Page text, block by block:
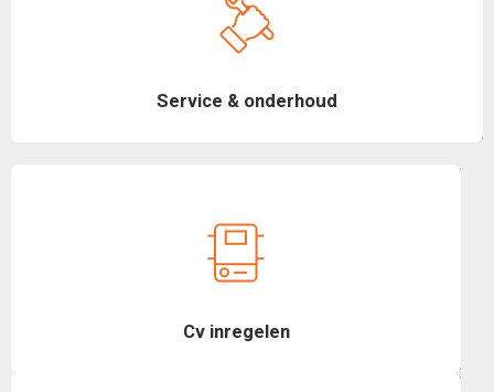
Service & onderhoud
Cv inregelen